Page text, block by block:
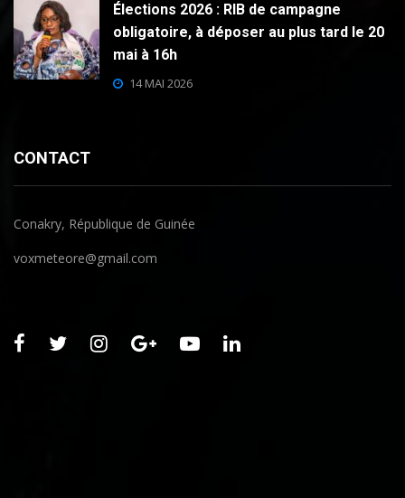
Élections 2026 : RIB de campagne
obligatoire, à déposer au plus tard le 20
mai à 16h
14 MAI 2026
CONTACT
Conakry, République de Guinée
voxmeteore@gmail.com